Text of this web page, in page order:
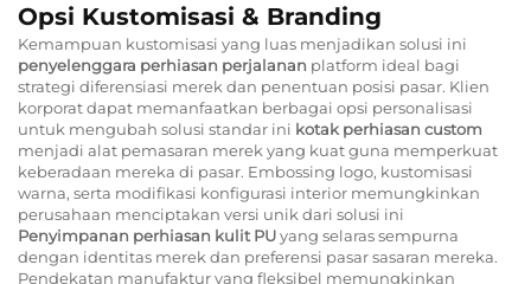
Opsi Kustomisasi & Branding
Kemampuan kustomisasi yang luas menjadikan solusi ini
penyelenggara perhiasan perjalanan platform ideal bagi
strategi diferensiasi merek dan penentuan posisi pasar. Klien
korporat dapat memanfaatkan berbagai opsi personalisasi
untuk mengubah solusi standar ini kotak perhiasan custom
menjadi alat pemasaran merek yang kuat guna memperkuat
keberadaan mereka di pasar. Embossing logo, kustomisasi
warna, serta modifikasi konfigurasi interior memungkinkan
perusahaan menciptakan versi unik dari solusi ini
Penyimpanan perhiasan kulit PUyang selaras sempurna
dengan identitas merek dan preferensi pasar sasaran mereka.
Pendekatan manufaktur yang fleksibel memungkinkan